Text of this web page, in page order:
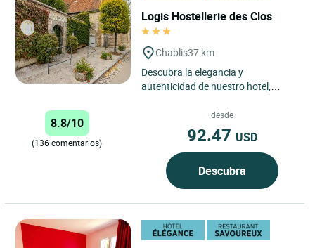
Logis Hostellerie des Clos
Chablis37 km
Descubra la elegancia y
autenticidad de nuestro hotel,
de los famosos viñedos de
8.8/10
(136 comentarios)
desde
92.47 USD
Descubra